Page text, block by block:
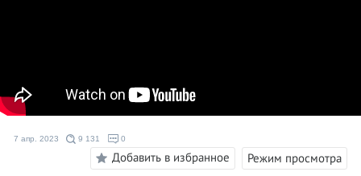
7 апр. 2023 9 131 0
Добавить в избранное Режим просмотра